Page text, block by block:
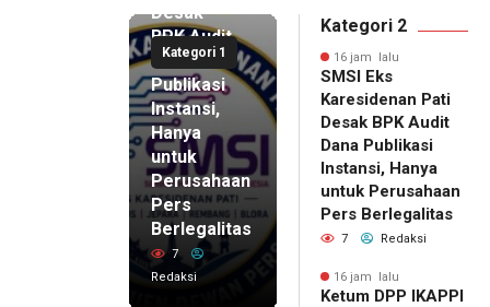
Kategori 1
Desak
BPK Audit
Dana
Publikasi
Instansi,
Hanya
untuk
Perusahaan
Pers
Berlegalitas
7
Redaksi
16 jam lalu
Ketum
DPP
IKAPPI
Kategori 2
16 jam lalu
SMSI Eks
Karesidenan Pati
Desak BPK Audit
Dana Publikasi
Instansi, Hanya
untuk Perusahaan
Pers Berlegalitas
7 Redaksi
16 jam lalu
Ketum DPP IKAPPI